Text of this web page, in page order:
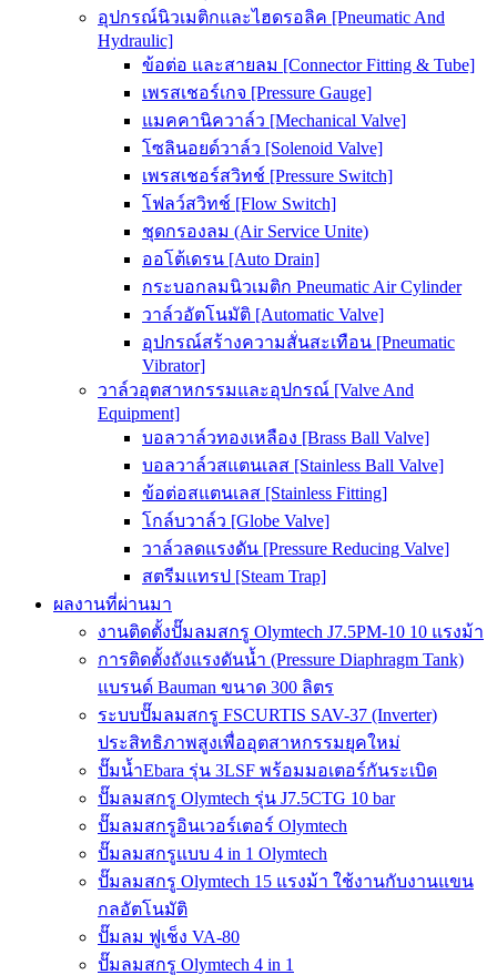
อุปกรณ์นิวเมติกและไฮดรอลิค [Pneumatic And
Hydraulic]
ข้อต่อ และสายลม [Connector Fitting & Tube]
เพรสเชอร์เกจ [Pressure Gauge]
แมคคานิควาล์ว [Mechanical Valve]
โซลินอยด์วาล์ว [Solenoid Valve]
เพรสเชอร์สวิทช์ [Pressure Switch]
โฟลว์สวิทช์ [Flow Switch]
ชุดกรองลม (Air Service Unite)
ออโต้เดรน [Auto Drain]
กระบอกลมนิวเมติก Pneumatic Air Cylinder
วาล์วอัตโนมัติ [Automatic Valve]
อุปกรณ์สร้างความสั่นสะเทือน [Pneumatic
Vibrator]
วาล์วอุตสาหกรรมและอุปกรณ์ [Valve And
Equipment]
บอลวาล์วทองเหลือง [Brass Ball Valve]
บอลวาล์วสแตนเลส [Stainless Ball Valve]
ข้อต่อสแตนเลส [Stainless Fitting]
โกล์บวาล์ว [Globe Valve]
วาล์วลดแรงดัน [Pressure Reducing Valve]
สตรีมแทรป [Steam Trap]
ผลงานที่ผ่านมา
งานติดตั้งปั๊มลมสกรู Olymtech J7.5PM-10 10 แรงม้า
การติดตั้งถังแรงดันน้ำ (Pressure Diaphragm Tank)
แบรนด์ Bauman ขนาด 300 ลิตร
ระบบปั๊มลมสกรู FSCURTIS SAV-37 (Inverter)
ประสิทธิภาพสูงเพื่ออุตสาหกรรมยุคใหม่
ปั๊มน้ำEbara รุ่น 3LSF พร้อมมอเตอร์กันระเบิด
ปั๊มลมสกรู Olymtech รุ่น J7.5CTG 10 bar
ปั๊มลมสกรูอินเวอร์เตอร์ Olymtech
ปั๊มลมสกรูแบบ 4 in 1 Olymtech
ปั๊มลมสกรู Olymtech 15 แรงม้า ใช้งานกับงานแขน
กลอัตโนมัติ
ปั๊มลม ฟูเช็ง VA-80
ปั๊มลมสกรู Olymtech 4 in 1